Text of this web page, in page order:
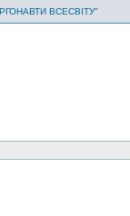
ВСЕСВІТУ"